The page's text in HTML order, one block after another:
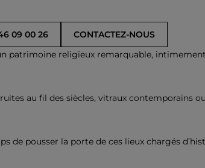
09 00 26
CONTACTEZ-NOUS
patrimoine religieux remarquable,
au fil des siècles, vitraux contemporains
de pousser la porte de ces lieux chargés